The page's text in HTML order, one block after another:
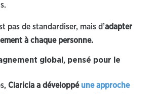
pas de standardiser, mais d’adapter
à chaque personne.
global, pensé pour le
Claricia a développé une approche